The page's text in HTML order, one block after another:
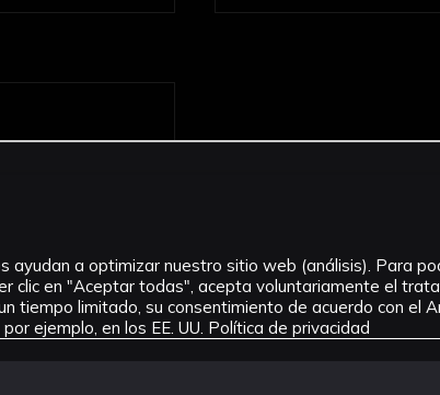
ayudan a optimizar nuestro sitio web (análisis). Para
clic en "Aceptar todas", acepta voluntariamente el
tiempo limitado, su consentimiento de acuerdo con el
ejemplo, en los EE. UU. Política de privacidad